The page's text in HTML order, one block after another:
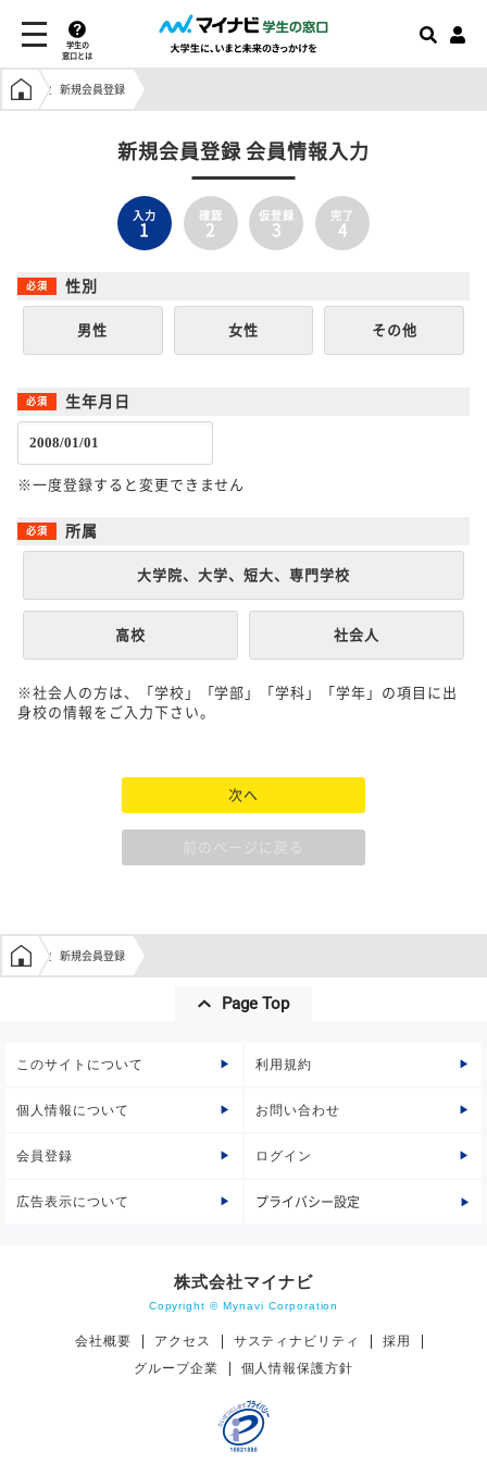
学生の
窓口とは
学生の窓口トップ
新規会員登録
新規会員登録 会員情報入力
入力
1
確認
2
仮登録
3
完了
4
性別
男性 女性 その他
生年月日
※一度登録すると変更できません
所属
大学院、大学、短大、専門学校
高校 社会人
※社会人の方は、「学校」「学部」「学科」「学年」の項目に出
身校の情報をご入力下さい。
次へ
前のページに戻る
学生の窓口トップ
新規会員登録
Page Top
このサイトについて 利用規約
個人情報について お問い合わせ
会員登録 ログイン
広告表示について プライバシー設定
株式会社マイナビ
Copyright © Mynavi Corporation
会社概要 アクセス サスティナビリティ
採用
グループ企業
個人情報保護方針